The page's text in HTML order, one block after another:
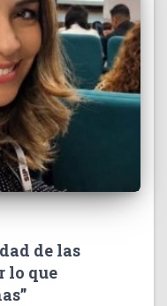
de las
lo que